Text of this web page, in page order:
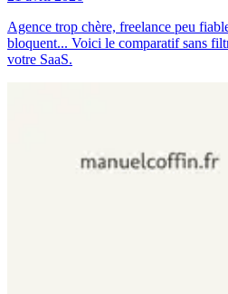
Agence trop chère, freelance peu
bloquent... Voici le comparatif sans
votre SaaS.